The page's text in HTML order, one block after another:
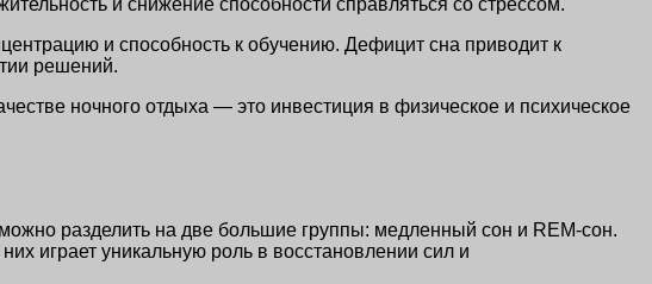
и снижение способности справляться со стрессом.
и способность к обучению. Дефицит сна приводит к
решений.
ночного отдыха — это инвестиция в физическое и психическое
разделить на две большие группы: медленный сон и REM-сон.
играет уникальную роль в восстановлении сил и